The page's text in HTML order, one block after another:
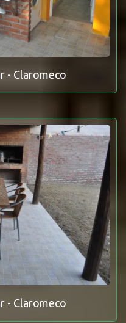
- Claromeco
- Claromeco